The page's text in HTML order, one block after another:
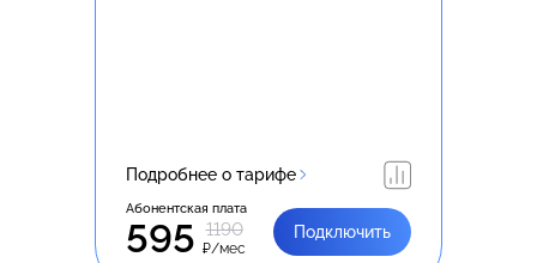
Подробнее о тарифе
Абонентская плата
595 1190
₽/мес
Подключить